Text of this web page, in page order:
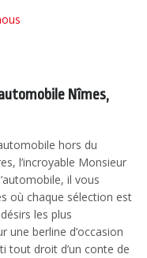
Nîmes,
hors du
l’incroyable Monsieur
il vous
où chaque sélection est
les plus
berline d’occasion
tout droit d’un conte de